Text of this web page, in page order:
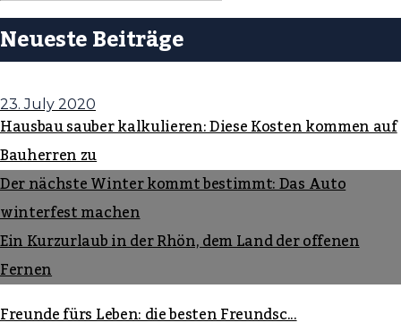
Neueste Beiträge
23. July 2020
Hausbau sauber kalkulieren: Diese Kosten kommen auf
Bauherren zu
Der nächste Winter kommt bestimmt: Das Auto
winterfest machen
Ein Kurzurlaub in der Rhön, dem Land der offenen
Fernen
Freunde fürs Leben: die besten Freundsc...